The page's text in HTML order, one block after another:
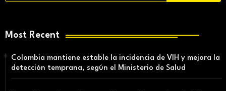
Most Recent
Colombia mantiene estable la incidencia de VIH y mejora la
detección temprana, según el Ministerio de Salud